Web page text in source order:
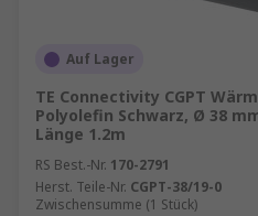
Auf Lager
TE Connectivity CGPT
Polyolefin Schwarz, Ø 38
Länge 1.2m
RS Best.-Nr. 170-2791
Herst. Teile-Nr. CGPT-38/19-0
Zwischensumme (1 Stück)